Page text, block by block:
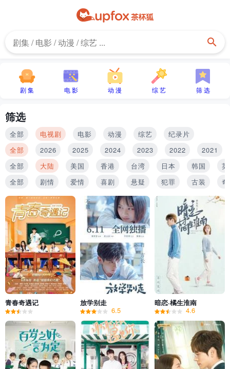
剧 集 电 影 动 漫 综 艺 筛 选
筛选
全部 电视剧 电影 动漫 综艺
纪录片
全部
2026 2025 2024 2023 2022
2021
全部
大陆 美国 香港 台湾 日本 韩国
全部
剧情 爱情 喜剧 悬疑 犯罪 古装
青春奇遇记 放学别走
6.5
暗恋·橘生淮南
4.6